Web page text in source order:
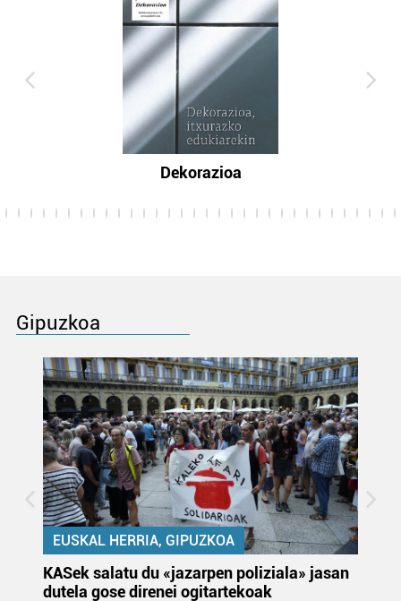
Dekorazioa
Gipuzkoa
EUSKAL HERRIA, GIPUZKOA
KASek salatu du «jazarpen poliziala» jasan
dutela gose direnei ogitartekoak